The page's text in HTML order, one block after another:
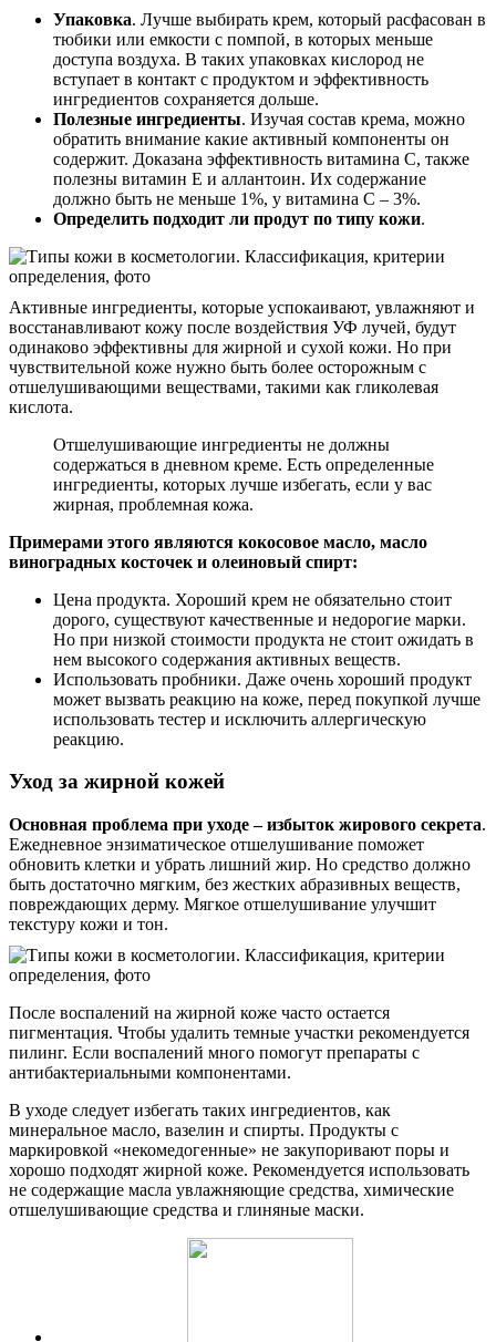
Упаковка. Лучше выбирать крем, который расфасован в
тюбики или емкости с помпой, в которых меньше
доступа воздуха. В таких упаковках кислород не
вступает в контакт с продуктом и эффективность
ингредиентов сохраняется дольше.
Полезные ингредиенты. Изучая состав крема, можно
обратить внимание какие активный компоненты он
содержит. Доказана эффективность витамина С, также
полезны витамин Е и аллантоин. Их содержание
должно быть не меньше 1%, у витамина С – 3%.
Определить подходит ли продут по типу кожи.
Активные ингредиенты, которые успокаивают, увлажняют и
восстанавливают кожу после воздействия УФ лучей, будут
одинаково эффективны для жирной и сухой кожи. Но при
чувствительной коже нужно быть более осторожным с
отшелушивающими веществами, такими как гликолевая
кислота.
Отшелушивающие ингредиенты не должны
содержаться в дневном креме. Есть определенные
ингредиенты, которых лучше избегать, если у вас
жирная, проблемная кожа.
Примерами этого являются кокосовое масло, масло
виноградных косточек и олеиновый спирт:
Цена продукта. Хороший крем не обязательно стоит
дорого, существуют качественные и недорогие марки.
Но при низкой стоимости продукта не стоит ожидать в
нем высокого содержания активных веществ.
Использовать пробники. Даже очень хороший продукт
может вызвать реакцию на коже, перед покупкой лучше
использовать тестер и исключить аллергическую
реакцию.
Уход за жирной кожей
Основная проблема при уходе – избыток жирового секрета.
Ежедневное энзиматическое отшелушивание поможет
обновить клетки и убрать лишний жир. Но средство должно
быть достаточно мягким, без жестких абразивных веществ,
повреждающих дерму. Мягкое отшелушивание улучшит
текстуру кожи и тон.
После воспалений на жирной коже часто остается
пигментация. Чтобы удалить темные участки рекомендуется
пилинг. Если воспалений много помогут препараты с
антибактериальными компонентами.
В уходе следует избегать таких ингредиентов, как
минеральное масло, вазелин и спирты. Продукты с
маркировкой «некомедогенные» не закупоривают поры и
хорошо подходят жирной коже. Рекомендуется использовать
не содержащие масла увлажняющие средства, химические
отшелушивающие средства и глиняные маски.